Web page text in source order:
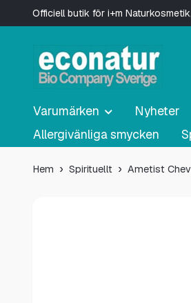
Officiell butik för i+m
Varumärken Nyheter
Allergivänliga smycken
Hem Spirituellt Ametist